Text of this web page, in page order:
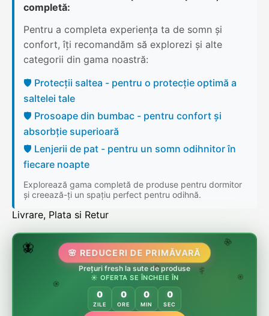
completă:
Pentru a completa experiența ta de somn și
confort, îți recomandăm să explorezi și alte
categorii din gama noastră:
🛡️ Protecții saltea - pentru o protecție optimă a
saltelei tale
🛡️ Prosoape din bumbac - pentru confort și
absorbție superioară
🛡️ Lenjerii de pat - pentru un somn odihnitor în
fiecare noapte
Explorează gama completă de produse pentru dormitor
și creează-ți un spațiu perfect pentru odihnă.
Livrare, Plata si Retur
🌸
🌿
🌸
🏵️
🌷
🦋 🌸 REDUCERI DE PRIMĂVARĂ
Prețuri fresh la sute de produse
☀️ OFERTA SE ÎNCHEIE ÎN
0
ZILE
0
ORE
0
MIN
0
SEC